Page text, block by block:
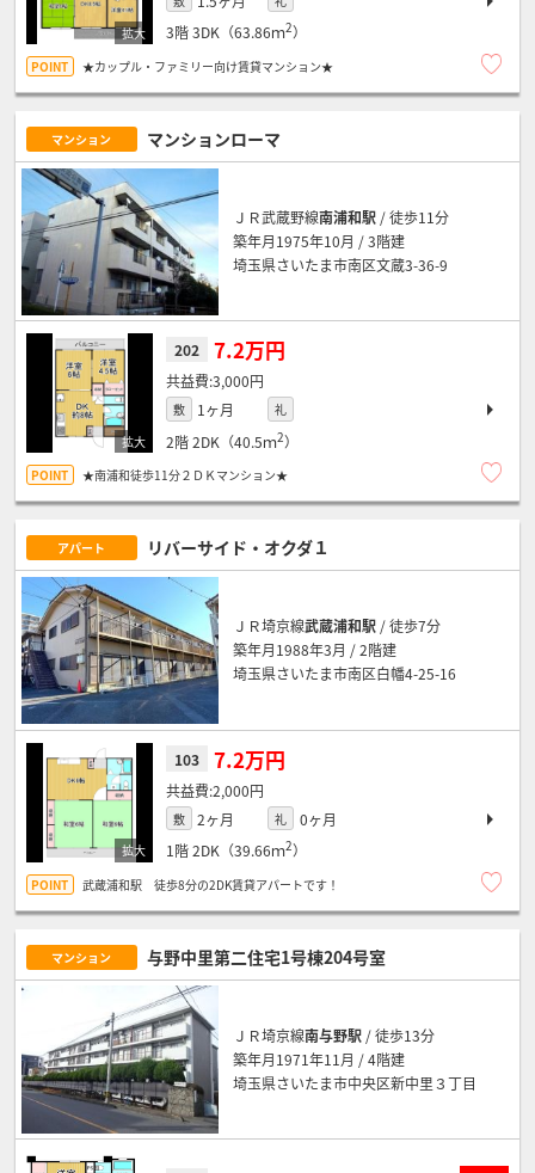
3階3DK（63.86ｍ2）
★カップル・ファミリー向け賃貸マンション★
マンション マンションローマ
ＪＲ武蔵野線南浦和駅 / 徒歩11分
築年月1975年10月 / 3階建
埼玉県さいたま市南区文蔵3-36-9
202 7.2万円
3,000円
敷 1ヶ月 礼
2階2DK（40.5ｍ2）
★南浦和徒歩11分２ＤＫマンション★
アパート リバーサイド・オクダ１
ＪＲ埼京線武蔵浦和駅 / 徒歩7分
築年月1988年3月 / 2階建
埼玉県さいたま市南区白幡4-25-16
103 7.2万円
2,000円
敷 2ヶ月 礼
0ヶ月
1階2DK（39.66ｍ2）
武蔵浦和駅 徒歩8分の2DK賃貸アパートです！
マンション 与野中里第二住宅1号棟204号室
ＪＲ埼京線南与野駅 / 徒歩13分
築年月1971年11月 / 4階建
埼玉県さいたま市中央区新中里３丁目